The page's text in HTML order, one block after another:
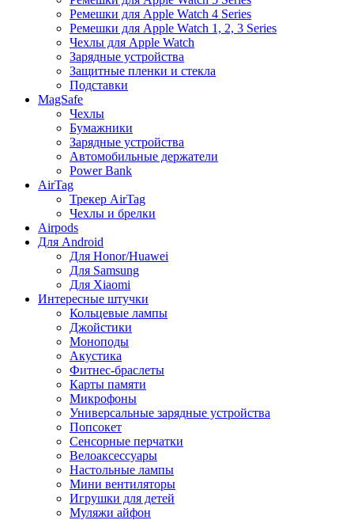
Ремешки для Apple Watch 4 Series
Ремешки для Apple Watch 1, 2, 3 Series
Чехлы для Apple Watch
Зарядные устройства
Защитные пленки и стекла
Подставки
MagSafe
Чехлы
Бумажники
Зарядные устройства
Автомобильные держатели
Power Bank
AirTag
Трекер AirTag
Чехлы и брелки
Airpods
Для Android
Для Honor/Huawei
Для Samsung
Для Xiaomi
Интересные штучки
Кольцевые лампы
Джойстики
Моноподы
Акустика
Фитнес-браслеты
Карты памяти
Микрофоны
Универсальные зарядные устройства
Попсокет
Сенсорные перчатки
Велоаксессуары
Настольные лампы
Мини вентиляторы
Игрушки для детей
Муляжи айфон